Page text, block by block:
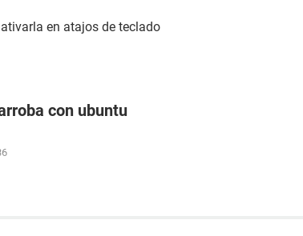
en atajos de teclado
con ubuntu